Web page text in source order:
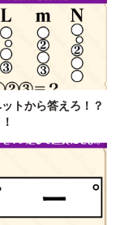
トから答えろ！？